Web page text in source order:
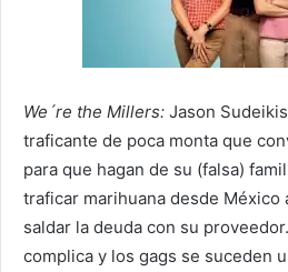
We´re the Millers: Jason
traficante de poca monta que
para que hagan de su (falsa)
traficar marihuana desde México
saldar la deuda con su
complica y los gags se suceden